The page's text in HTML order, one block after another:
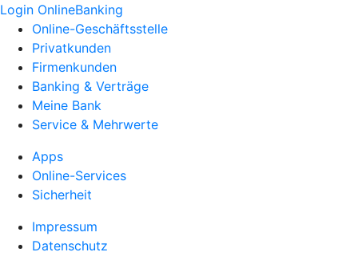
Login OnlineBanking
Online-Geschäftsstelle
Privatkunden
Firmenkunden
Banking & Verträge
Meine Bank
Service & Mehrwerte
Apps
Online-Services
Sicherheit
Impressum
Datenschutz